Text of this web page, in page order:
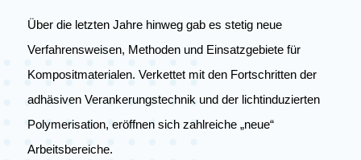
Über die letzten Jahre hinweg gab es stetig neue
Verfahrensweisen, Methoden und Einsatzgebiete für
Kompositmaterialen. Verkettet mit den Fortschritten der
adhäsiven Verankerungstechnik und der lichtinduzierten
Polymerisation, eröffnen sich zahlreiche „neue“
Arbeitsbereiche.